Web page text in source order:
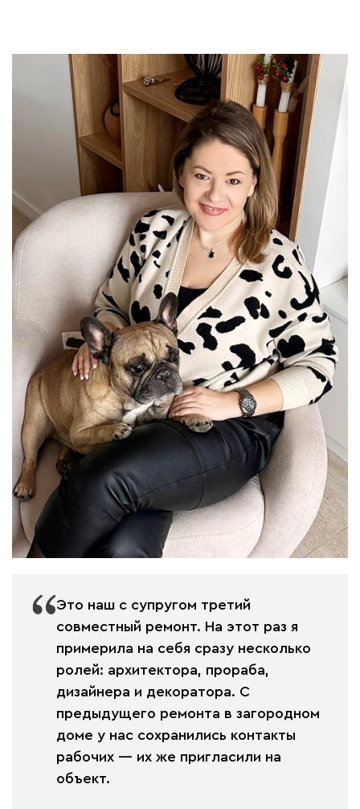
Это наш с супругом третий
совместный ремонт. На этот раз я
примерила на себя сразу несколько
ролей: архитектора, прораба,
дизайнера и декоратора. С
предыдущего ремонта в загородном
доме у нас сохранились контакты
рабочих — их же пригласили на
объект.